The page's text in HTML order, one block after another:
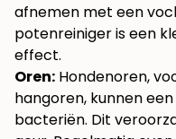
afnemen met een
potenreiniger is een
effect.
Oren: Hondenoren,
hangoren, kunnen
bacteriën. Dit